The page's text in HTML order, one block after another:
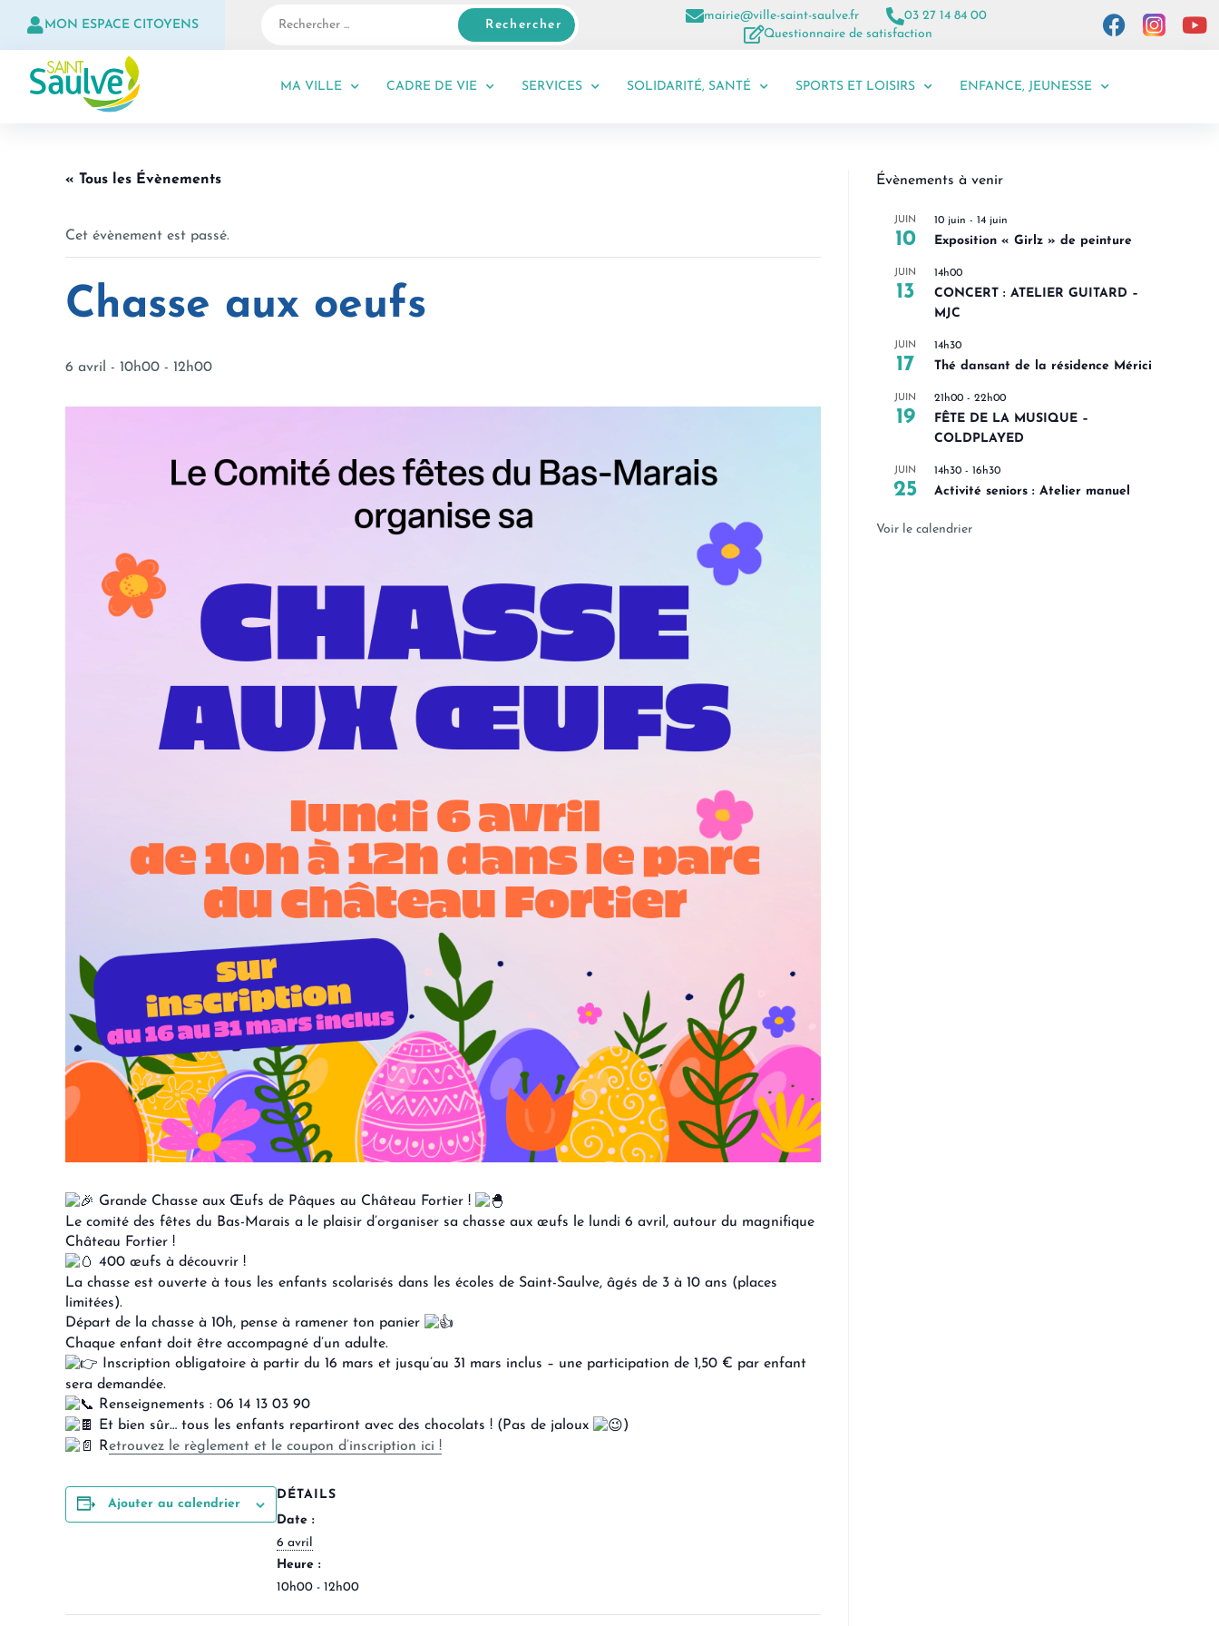
MON ESPACE CITOYENS Rechercher
mairie@ville-saint-saulve.fr
03 27 14 84 00
Questionnaire de satisfaction
MA VILLE CADRE DE VIE SERVICES SOLIDARITÉ, SANTÉ SPORTS ET LOISIRS ENFANCE, JEUNESSE
« Tous les Évènements
Cet évènement est passé.
Chasse aux oeufs
6 avril - 10h00 - 12h00
Grande Chasse aux Œufs de Pâques au Château Fortier !
Le comité des fêtes du Bas-Marais a le plaisir d’organiser sa chasse aux œufs le lundi 6 avril, autour du magnifique
Château Fortier !
400 œufs à découvrir !
La chasse est ouverte à tous les enfants scolarisés dans les écoles de Saint-Saulve, âgés de 3 à 10 ans (places
limitées).
Départ de la chasse à 10h, pense à ramener ton panier
Chaque enfant doit être accompagné d’un adulte.
Inscription obligatoire à partir du 16 mars et jusqu’au 31 mars inclus – une participation de 1,50 € par enfant
sera demandée.
Renseignements : 06 14 13 03 90
Et bien sûr… tous les enfants repartiront avec des chocolats ! (Pas de jaloux
)
Retrouvez le règlement et le coupon d’inscription ici !
Ajouter au calendrier
DÉTAILS
Date :
6 avril
Heure :
10h00 - 12h00
Évènements à venir
JUIN
10
10 juin - 14 juin
Exposition « Girlz » de peinture
JUIN
13
14h00
CONCERT : ATELIER GUITARD –
MJC
JUIN
17
14h30
Thé dansant de la résidence Mérici
JUIN
19
21h00 - 22h00
FÊTE DE LA MUSIQUE –
COLDPLAYED
JUIN
25
14h30 - 16h30
Activité seniors : Atelier manuel
Voir le calendrier